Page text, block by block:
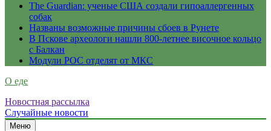
The Guardian: ученые США создали гипоаллергенных
собак
Названы возможные причины сбоев в Рунете
В Пскове археологи нашли 800-летнее височное кольцо
с Балкан
Модули РОС отделят от МКС
О еде
Новостная рассылка
Случайные новости
Меню